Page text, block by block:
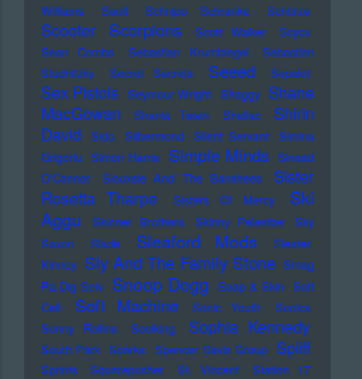
Williams
Sault Schnipo Schranke Schürze
Scooter Scorpions Scott Walker
Scycs
Sean Combs
Sebastian Krumbiegel
Sebastian
Studnitzky
Secret Secrets Seeed Sepalot
Sex Pistols Seymour Wright Shaggy Shane
MacGowan
Shania Twain Shellac
Shirin
David
Sido Silbermond Silent Servant Simina
Grigoriu Simon Harris Simple Minds Sinead
O'Connor
Siouxsie And The Banshees
Sister
Rosetta Tharpe
Sisters Of Mercy
Ski
Aggu
Skinner Brothers Skinny Pelembe
Sky
Saxon
Slade Sleaford Mods
Sleater-
Kinney Sly And The Family Stone Smag
Pa Dig Selv Snoop Dogg Soap & Skin Soft
Cell
Soft Machine Sonic Youth
Sonics
Sonny Rollins
Soolking Sophia Kennedy
South Park Sparks Spencer Davis Group Spliff
Sprints Squarepusher St. Vincent
Station 17